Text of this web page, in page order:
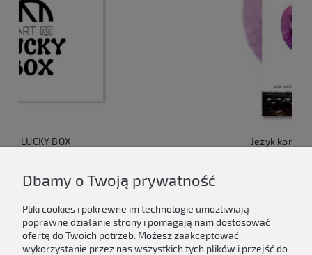
Język koreański dla Polaków 1
Do koszyka
Dbamy o Twoją prywatność
Pliki cookies i pokrewne im technologie umożliwiają
poprawne działanie strony i pomagają nam dostosować
ofertę do Twoich potrzeb. Możesz zaakceptować
wykorzystanie przez nas wszystkich tych plików i przejść do